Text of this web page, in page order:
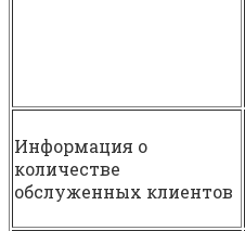
Информация о
количестве
обслуженных клиентов